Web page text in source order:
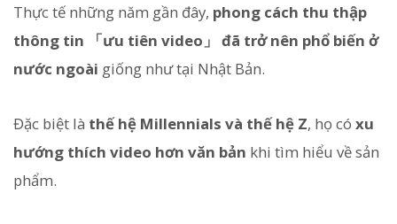
Thực tế những năm gần đây, phong cách thu thập
thông tin 「ưu tiên video」 đã trở nên phổ biến ở
nước ngoài giống như tại Nhật Bản.
Đặc biệt là thế hệ Millennials và thế hệ Z, họ có xu
hướng thích video hơn văn bản khi tìm hiểu về sản
phẩm.